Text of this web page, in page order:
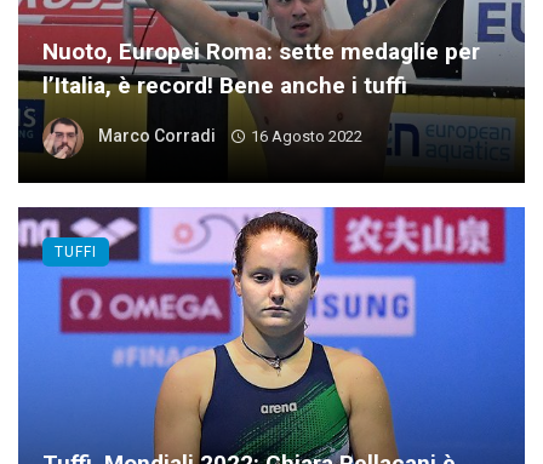
Nuoto, Europei Roma: sette medaglie per
l’Italia, è record! Bene anche i tuffi
Marco Corradi 16 Agosto 2022
TUFFI